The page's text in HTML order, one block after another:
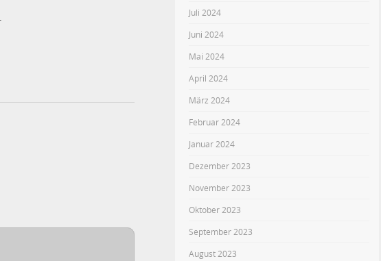
Juli 2024
Juni 2024
Mai 2024
April 2024
März 2024
Februar 2024
Januar 2024
Dezember 2023
November 2023
Oktober 2023
September 2023
August 2023